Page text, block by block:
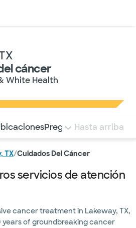
cáncer
White Health
para saltar rápidamente a
Preguntas frecuentes
Hasta arriba
TX/Cuidados Del Cáncer
servicios de atención
cancer treatment in Lakeway, TX,
years of groundbreaking cancer